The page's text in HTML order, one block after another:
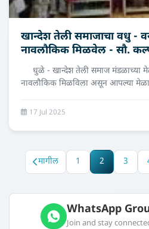
खान्देश तेली समाजाचा वधु - वर
नावलौकिक मिळवेल - सौ.
धुळे - खान्देश तेली समाज मंडळाच्या
नावलौकिक मिळविला असून आपल्या
17 Jul 2025
मागील 1 2 3
WhatsApp
Join and stay